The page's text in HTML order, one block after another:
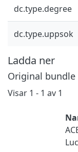
dc.type.degree
dc.type.uppsok
Ladda ner
Original bundle
Visar 1 - 1 av 1